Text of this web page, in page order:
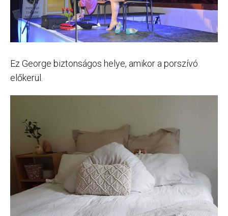
Ez George biztonságos helye, amikor a porszívó
előkerül.